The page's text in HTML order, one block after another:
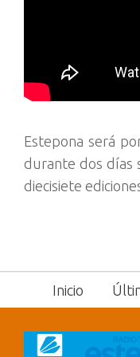
Estepona será
durante dos días
diecisiete
Inicio